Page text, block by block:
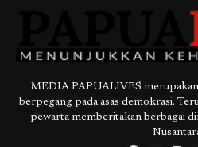
MEDIA PAPUALIVES merupakan
berpegang pada asas demokrasi.
pewarta memberitakan berbagai